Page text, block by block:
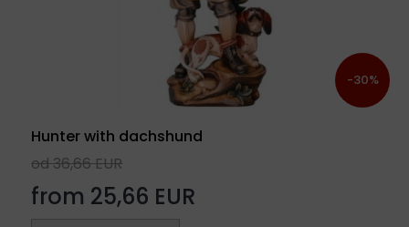
-30%
Hunter with dachshund
od 36,66 EUR
from 25,66 EUR